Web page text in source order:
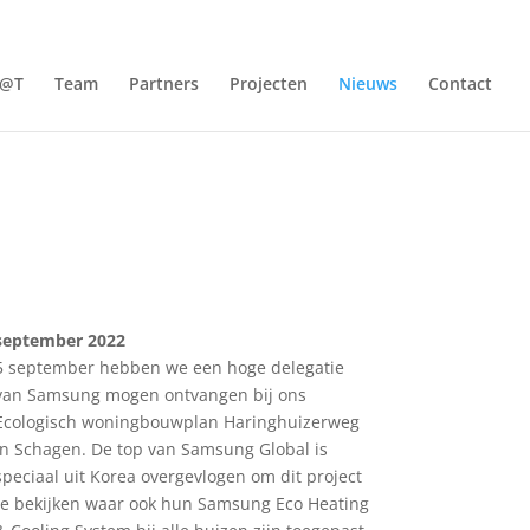
Team Partners Projecten Nieuws Contact
2022
september hebben we een hoge delegatie
Samsung mogen ontvangen bij ons
woningbouwplan Haringhuizerweg
Schagen. De top van Samsung Global is
uit Korea overgevlogen om dit project
bekijken waar ook hun Samsung Eco Heating